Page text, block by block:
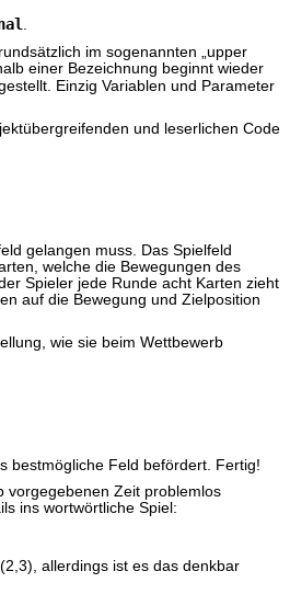
.
im sogenannten „upper
einer Bezeichnung beginnt wieder
Einzig Variablen und Parameter
und leserlichen Code
gelangen muss. Das Spielfeld
welche die Bewegungen des
Spieler jede Runde acht Karten zieht
auf die Bewegung und Zielposition
wie sie beim Wettbewerb
bestmögliche Feld befördert. Fertig!
vorgegebenen Zeit problemlos
ins wortwörtliche Spiel:
allerdings ist es das denkbar